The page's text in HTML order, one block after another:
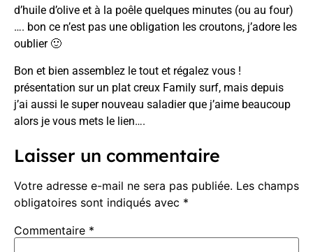
d’huile d’olive et à la poêle quelques minutes (ou au four)
…. bon ce n’est pas une obligation les croutons, j’adore les
oublier 🙂
Bon et bien assemblez le tout et régalez vous !
présentation sur un plat creux Family surf, mais depuis
j’ai aussi le super nouveau saladierque j’aime beaucoup
alors je vous mets le lien….
Laisser un commentaire
Votre adresse e-mail ne sera pas publiée. Les champs
obligatoires sont indiqués avec *
Commentaire *